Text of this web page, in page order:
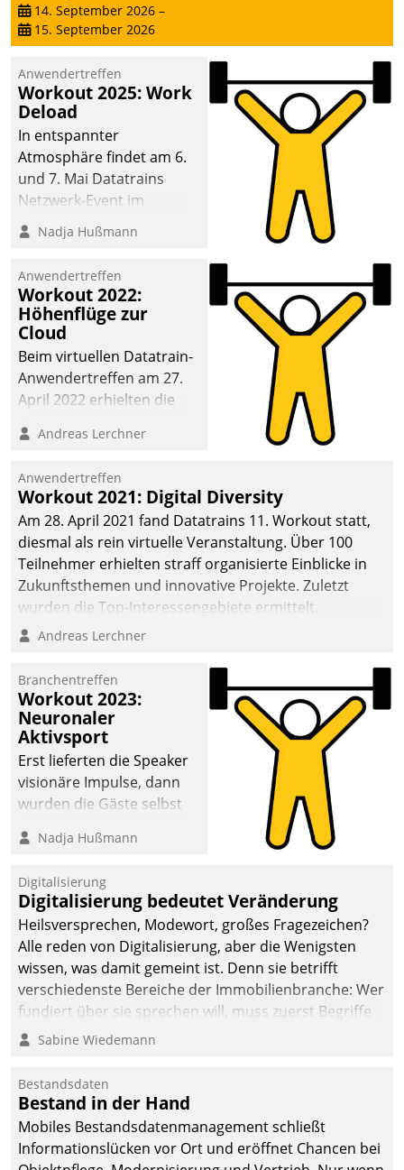
14. September 2026 –
15. September 2026
Anwendertreffen
Workout 2025: Work
Deload
In entspannter
Atmosphäre findet am 6.
und 7. Mai Datatrains
Netzwerk-Event im
Kunden- und Partnerkreis
statt. Zentrale Frage: Wie
Mammutprojekte
meistern und Workloads
wuppen – bei zunehmend
anspruchsvollen
Aufgaben und
abnehmendem
Nadja Hußmann
Anwendertreffen
Workout 2022:
Höhenflüge zur
Cloud
Beim virtuellen Datatrain-
Anwendertreffen am 27.
April 2022 erhielten die
Teilnehmer kurzweilige
Cloud-Strategien und -
Lösungen mit hohem
Zukunftspotenzial.
Andreas Lerchner
Anwendertreffen
Workout 2021: Digital Diversity
Am 28. April 2021 fand Datatrains 11. Workout statt,
diesmal als rein virtuelle Veranstaltung. Über 100
Teilnehmer erhielten straff organisierte Einblicke in
Zukunftsthemen und innovative Projekte. Zuletzt
wurden die Top-Interessengebiete ermittelt.
Andreas Lerchner
Branchentreffen
Workout 2023:
Neuronaler
Aktivsport
Erst lieferten die Speaker
visionäre Impulse, dann
wurden die Gäste selbst
methodisch
Quartier. Dazwischen
zeigte Datatrain, was es
Neues zu bieten hat.
Nadja Hußmann
Digitalisierung
Digitalisierung bedeutet Veränderung
Heilsversprechen, Modewort, großes Fragezeichen?
Alle reden von Digitalisierung, aber die Wenigsten
wissen, was damit gemeint ist. Denn sie betrifft
verschiedenste Bereiche der Immobilienbranche: Wer
fundiert über sie sprechen will, muss zuerst Begriffe
klären. Ein Aspekt ist die betriebliche Optimierung:
Einsparungen durch optimierte und automatisierte
Prozesse. Doch man darf nicht zu viel erwarten: Allein
mit der Einführung einer neuen Software ist es nicht
getan. Die Digitalisierung erfordert von Unternehmen
die Bereitschaft, sich zu überprüfen, zu hinterfragen
Sabine Wiedemann
Bestandsdaten
Bestand in der Hand
Mobiles Bestandsdatenmanagement schließt
Informationslücken vor Ort und eröffnet Chancen bei